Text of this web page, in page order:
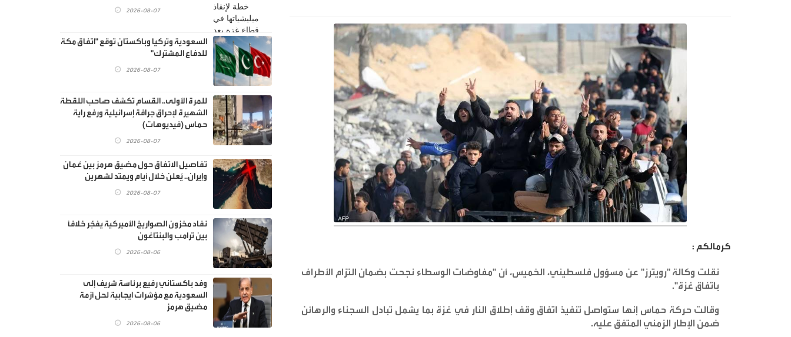
كرمالكم :
نقلت وكالة "رويترز" عن مسؤول فلسطيني، الخميس، أن "مفاوضات الوسطاء نجحت بضمان التزام الأطراف
باتفاق غزة".
وقالت حركة حماس إنها ستواصل تنفيذ اتفاق وقف إطلاق النار في غزة بما يشمل تبادل السجناء والرهائن
ضمن الإطار الزمني المتفق عليه.
2026-08-07
السعودية وتركيا وباكستان توقع "اتفاق مكة
للدفاع المشترك"
2026-08-07
للمرة الأولى.. القسام تكشف صاحب اللقطة
الشهيرة لإحراق جرافة إسرائيلية ورفع راية
حماس (فيديوهات)
2026-08-07
تفاصيل الاتفاق حول مضيق هرمز بين عُمان
وإيران.. يُعلن خلال أيام ويمتد لشهرين
2026-08-07
نفاد مخزون الصواريخ الأميركية يفجّر خلافًا
بين ترامب والبنتاغون
2026-08-06
وفد باكستاني رفيع برئاسة شريف إلى
السعودية مع مؤشرات ايجابية لحل أزمة
مضيق هرمز
2026-08-06